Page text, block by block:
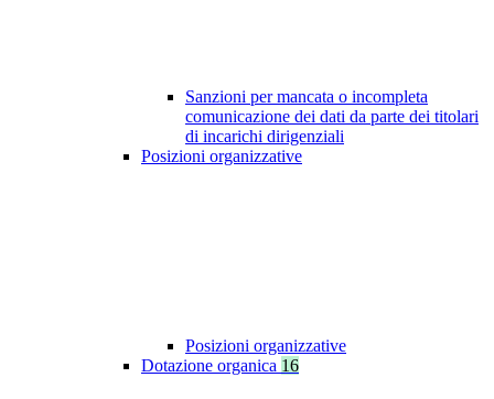
Sanzioni per mancata o incompleta
comunicazione dei dati da parte dei titolari
di incarichi dirigenziali
Posizioni organizzative
Posizioni organizzative
Dotazione organica 16